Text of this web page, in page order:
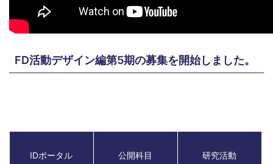
FD活動デザイン編第5期の募集を開始しました。
IDポータル 公開科目 研究活動